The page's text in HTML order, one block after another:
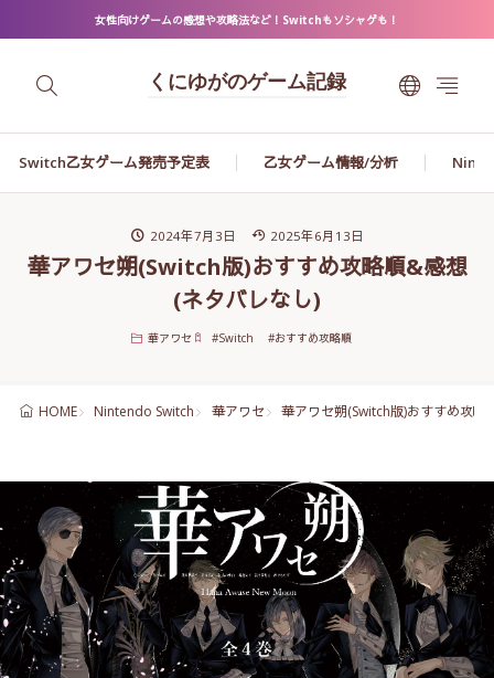
女性向けゲームの感想や攻略法など！Switchもソシャゲも！
くにゆがのゲーム記録
Switch乙女ゲーム発売予定表 乙女ゲーム情報/分析
2024年7月3日 2025年6月13日
華アワセ朔(Switch版)おすすめ攻略順&感想
(ネタバレなし)
華アワセ #Switch #おすすめ攻略順
HOME Nintendo Switch 華アワセ 華アワセ朔(Switch版)おすすめ攻略